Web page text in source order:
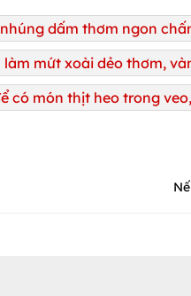
dấm thơm ngon
mứt xoài dẻo thơm,
có món thịt heo trong